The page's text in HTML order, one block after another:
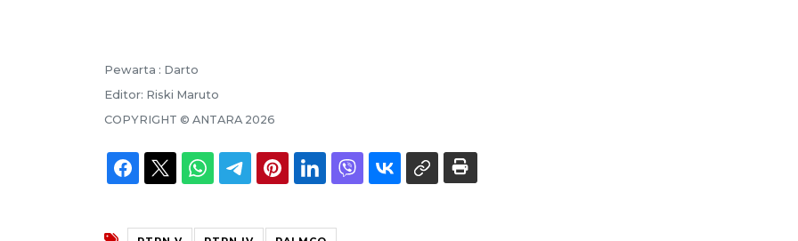
Pewarta : Darto
Editor: Riski Maruto
COPYRIGHT © ANTARA 2026